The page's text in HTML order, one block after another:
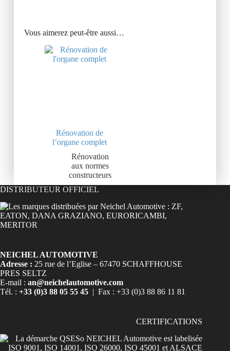
Vous aimerez peut-être aussi…
Rénovation de
l’organe complet
Rénovation
aux normes
constructeurs
DISTRIBUTEUR OFFICIEL
NEICHEL AUTOMOTIVE
Adresse : 25 rue de l’Eglise – 67470 SCHAFFHOUSE
PRES SELTZ
E-mail : an@neichelautomotive.com
Tél. : +33 (0)3 88 05 55 45 | Fax : +33 (0)3 88 86 11 81
CERTIFICATIONS